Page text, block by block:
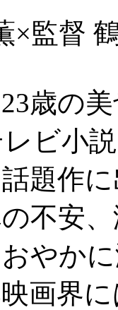
×監督
歳の
ビ小
題作
不安
やか
画界